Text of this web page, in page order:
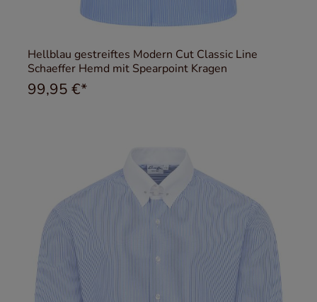
Hellblau gestreiftes Modern Cut Classic Line
Schaeffer Hemd mit Spearpoint Kragen
99,95 €*